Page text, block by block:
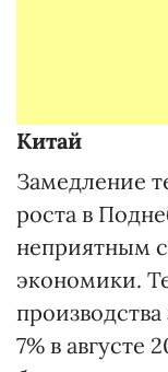
Китай
Замедление
роста в
неприятным
экономики.
7% в августе